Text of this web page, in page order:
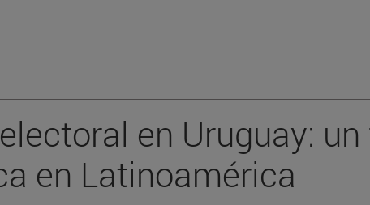
en Uruguay:
en Latinoamérica